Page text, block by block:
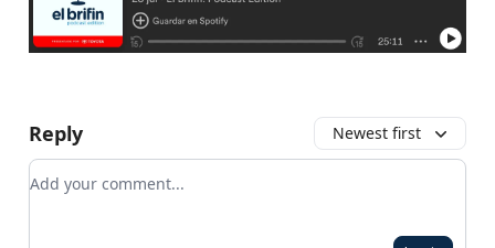
Reply Newest first
Add your comment